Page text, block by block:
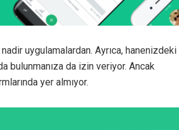
uygulamalardan. Ayrıca, hanenizdeki
bulunmanıza da izin veriyor. Ancak
yer almıyor.